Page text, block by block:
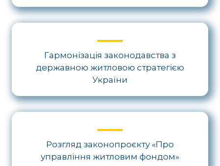
Гармонізація законодавства з
державною житловою стратегією
України
Розгляд законопроєкту «Про
управління житловим фондом»